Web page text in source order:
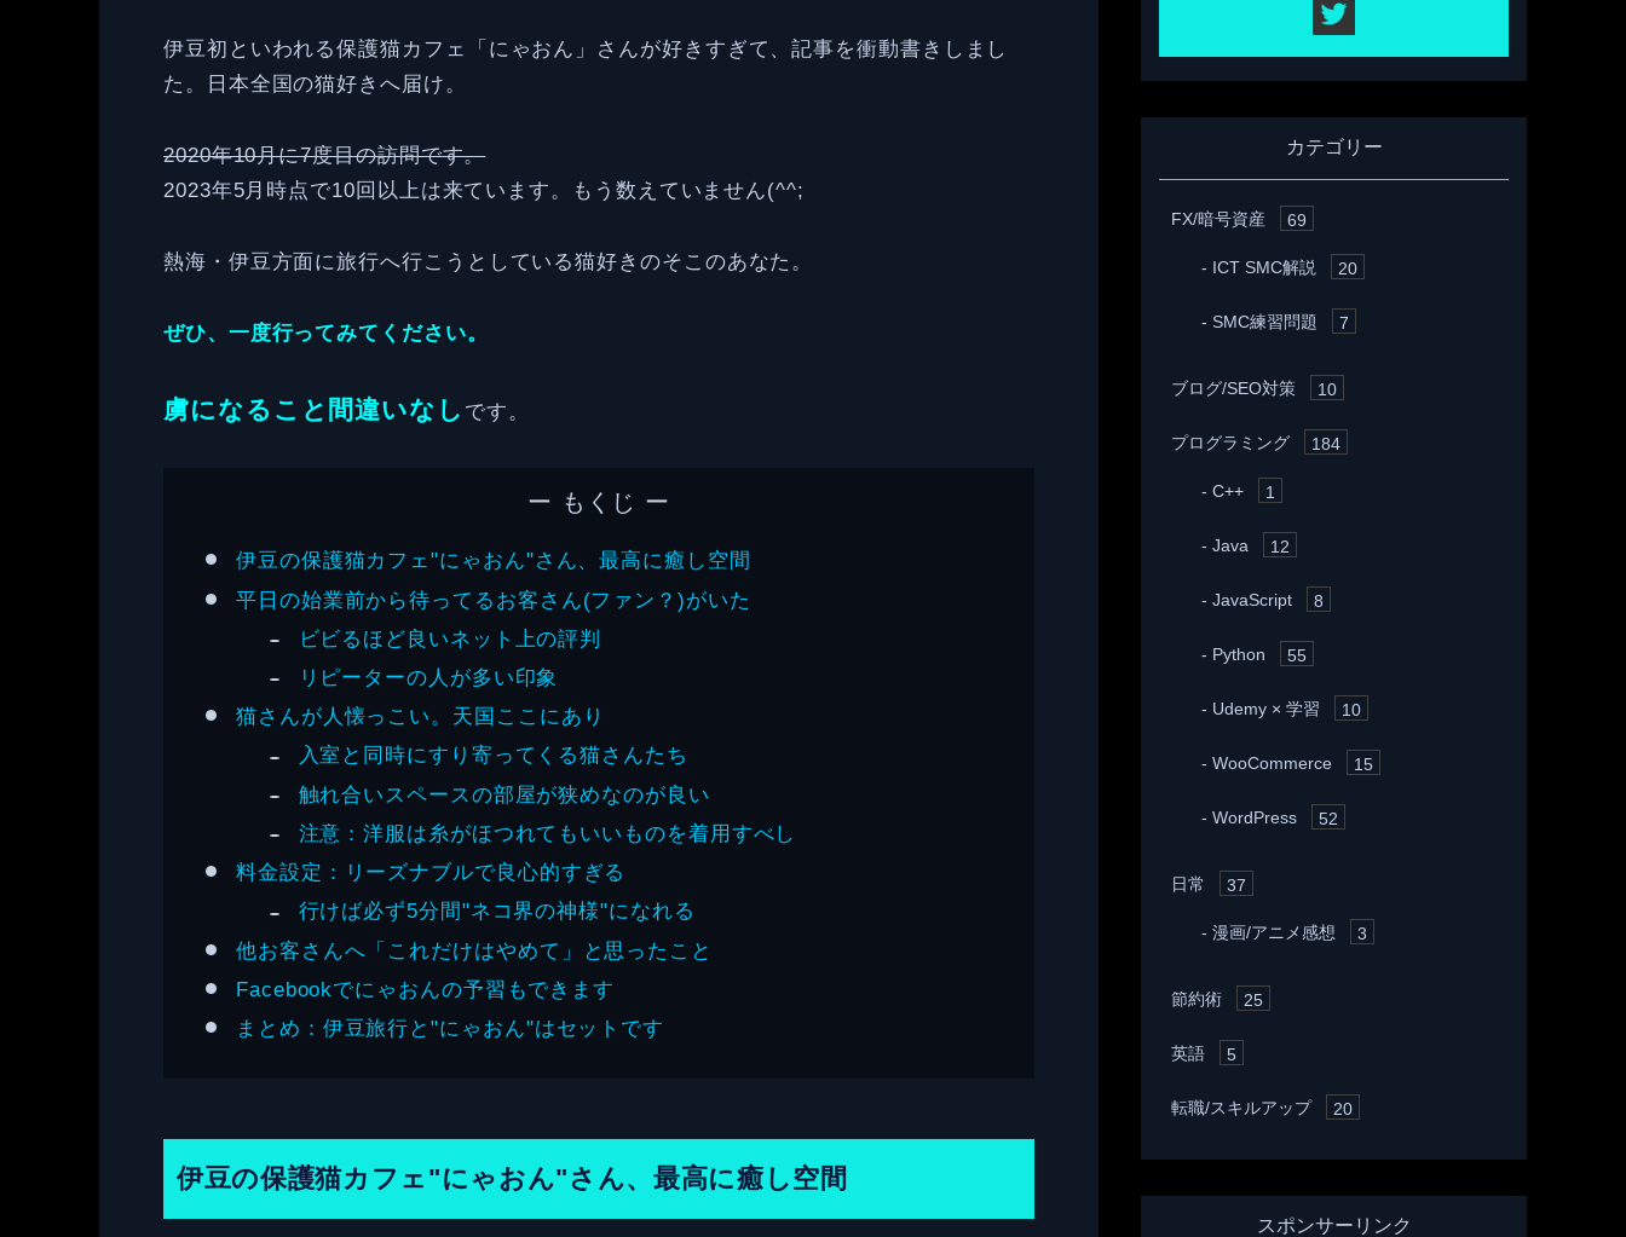
伊豆初といわれる保護猫カフェ「にゃおん」さんが好きすぎて、記事を衝動書きしまし
た。日本全国の猫好きへ届け。
2020年10月に7度目の訪問です。
2023年5月時点で10回以上は来ています。もう数えていません(^^;
熱海・伊豆方面に旅行へ行こうとしている猫好きのそこのあなた。
ぜひ、一度行ってみてください。
虜になること間違いなし です。
ー もくじ ー
伊豆の保護猫カフェ"にゃおん"さん、最高に癒し空間
平日の始業前から待ってるお客さん(ファン？)がいた
ビビるほど良いネット上の評判
リピーターの人が多い印象
猫さんが人懐っこい。天国ここにあり
入室と同時にすり寄ってくる猫さんたち
触れ合いスペースの部屋が狭めなのが良い
注意：洋服は糸がほつれてもいいものを着用すべし
料金設定：リーズナブルで良心的すぎる
行けば必ず5分間"ネコ界の神様"になれる
他お客さんへ「これだけはやめて」と思ったこと
Facebookでにゃおんの予習もできます
まとめ：伊豆旅行と"にゃおん"はセットです
伊豆の保護猫カフェ"にゃおん"さん、最高に癒し空間
カテゴリー
FX/暗号資産 69
ICT SMC解説 20
SMC練習問題 7
ブログ/SEO対策 10
プログラミング 184
C++ 1
Java 12
JavaScript 8
Python 55
Udemy × 学習 10
WooCommerce 15
WordPress 52
日常 37
漫画/アニメ感想 3
節約術 25
英語 5
転職/スキルアップ 20
スポンサーリンク